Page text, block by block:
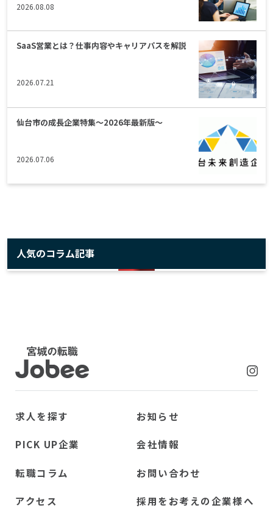
2026.08.08
SaaS営業とは？仕事内容やキャリアパスを解説
2026.07.21
仙台市の成長企業特集～2026年最新版～
2026.07.06
人気のコラム記事
求人を探す
PICK UP企業
転職コラム
アクセス
お知らせ
会社情報
お問い合わせ
採用をお考えの企業様へ